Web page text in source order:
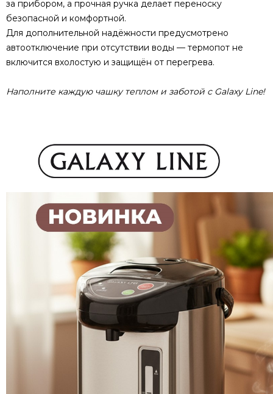
за прибором, а прочная ручка делает переноску
безопасной и комфортной.
Для дополнительной надёжности предусмотрено
автоотключение при отсутствии воды — термопот не
включится вхолостую и защищён от перегрева.
Наполните каждую чашку теплом и заботой с Galaxy Line!